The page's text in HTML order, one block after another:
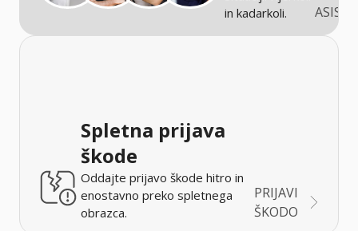
in kadarkoli.
Spletna prijava
škode
Oddajte prijavo škode hitro in
enostavno preko spletnega
obrazca.
PRIJAVI
ŠKODO